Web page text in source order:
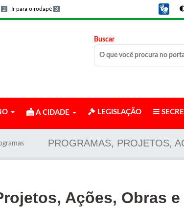
2 Ir para o rodapé 3
Buscar
A CIDADE LEGISLAÇÃO
PROGRAMAS, PROJETOS,
Ações, Obras